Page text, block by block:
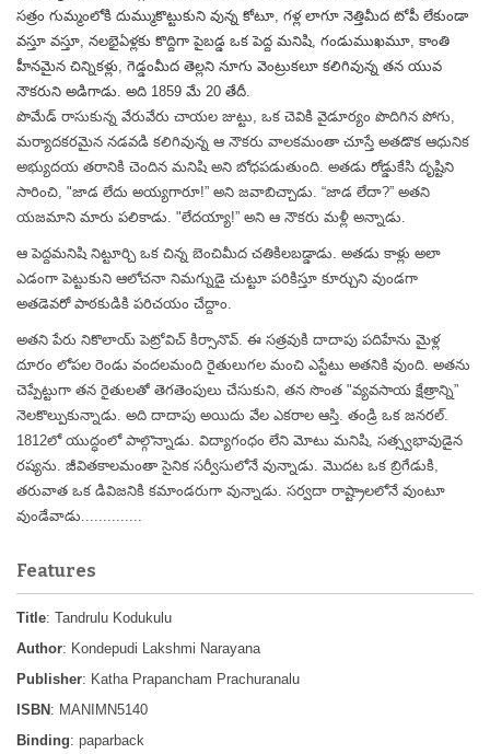
సత్రం గుమ్మంలోకి దుమ్ముకొట్టుకుని వున్న కోటూ, గళ్ల లాగూ నెత్తిమీద టోపీ లేకుండా
వస్తూ వస్తూ, నలభైఏళ్లకు కొద్దిగా పైబడ్డ ఒక పెద్ద మనిషి, గండుముఖమూ, కాంతి
హీనమైన చిన్నికళ్లు, గెడ్డంమీద తెల్లని నూగు వెంట్రుకలూ కలిగివున్న తన యువ
నౌకరుని అడిగాడు. అది 1859 మే 20 తేదీ.
పొమేడ్ రాసుకున్న వేరువేరు చాయల జుట్టు, ఒక చెవికి వైడూర్యం పొదిగిన పోగు,
మర్యాదకరమైన నడవడి కలిగివున్న ఆ నౌకరు వాలకమంతా చూస్తే అతడొక ఆధునిక
అభ్యుదయ తరానికి చెందిన మనిషి అని బోధపడుతుంది. అతడు రోడ్డుకేసి దృష్టిని
సారించి, "జాడ లేదు అయ్యగారూ!” అని జవాబిచ్చాడు. “జాడ లేదా?” అతని
యజమాని మారు పలికాడు. "లేదయ్యా!” అని ఆ నౌకరు మళ్లీ అన్నాడు.
ఆ పెద్దమనిషి నిట్టూర్చి ఒక చిన్న బెంచిమీద చతికిలబడ్డాడు. అతడు కాళ్లు అలా
ఎడంగా పెట్టుకుని ఆలోచనా నిమగ్నుడై చుట్టూ పరికిస్తూ కూర్చుని వుండగా
అతడెవరో పాఠకుడికి పరిచయం చేద్దాం.
అతని పేరు నికొలాయ్ పెట్రోవిచ్ కిర్సానొవ్. ఈ సత్రవుకి దాదాపు పదిహేను మైళ్ల
దూరం లోపల రెండు వందలమంది రైతులుగల మంచి ఎస్టేటు అతనికి వుంది. అతను
చెప్పేట్టుగా తన రైతులతో తెగతెంపులు చేసుకుని, తన సొంత "వ్యవసాయ క్షేత్రాన్ని”
నెలకొల్పుకున్నాడు. అది దాదాపు అయిదు వేల ఎకరాల ఆస్తి. తండ్రి ఒక జనరల్.
1812లో యుద్ధంలో పాల్గొన్నాడు. విద్యాగంధం లేని మోటు మనిషి, సత్స్వభావుడైన
రష్యను. జీవితకాలమంతా సైనిక సర్వీసులోనే వున్నాడు. మొదట ఒక బ్రిగేడుకి,
తరువాత ఒక డివిజనికి కమాండరుగా వున్నాడు. సర్వదా రాష్ట్రాలలోనే వుంటూ
వుండేవాడు..............
Features
Title: Tandrulu Kodukulu
Author: Kondepudi Lakshmi Narayana
Publisher: Katha Prapancham Prachuranalu
ISBN : MANIMN5140
Binding: paparback